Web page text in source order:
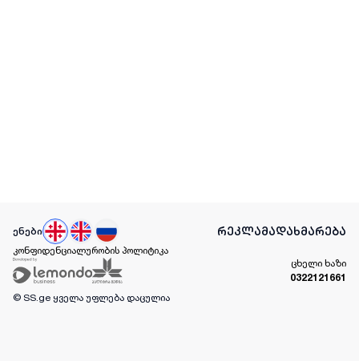
ენები რეკლამადახმარება
კონფიდენციალურობის პოლიტიკა
ცხელი ხაზი
0322121661
© SS.ge ყველა უფლება დაცულია